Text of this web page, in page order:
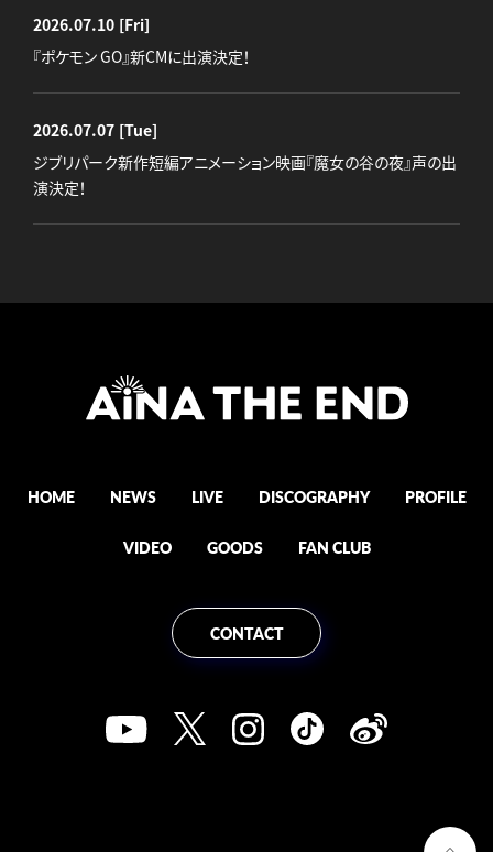
2026.07.10 [Fri]
『ポケモン GO』新CMに出演決定！
2026.07.07 [Tue]
ジブリパーク新作短編アニメーション映画『魔女の谷の夜』声の出
演決定！
HOME NEWS LIVE DISCOGRAPHY PROFILE
VIDEO GOODS FAN CLUB
CONTACT